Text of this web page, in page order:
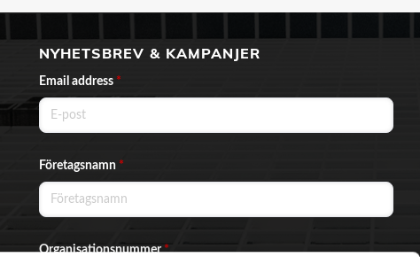
NYHETSBREV & KAMPANJER
Email address *
Företagsnamn *
Organisationsnummer*